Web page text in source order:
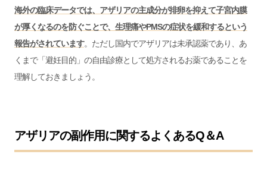
海外の臨床データでは、アザリアの主成分が排卵を抑えて子宮内膜
が厚くなるのを防ぐことで、生理痛やPMSの症状を緩和するという
報告がされています。ただし国内でアザリアは未承認薬であり、あ
くまで「避妊目的」の自由診療として処方されるお薬であることを
理解しておきましょう。
アザリアの副作用に関するよくあるQ＆A